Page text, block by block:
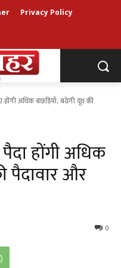
Privacy Policy
अधिक बछड़ियाँ, बढ़ेगी दूध की
होंगी अधिक
पैदावार और
0